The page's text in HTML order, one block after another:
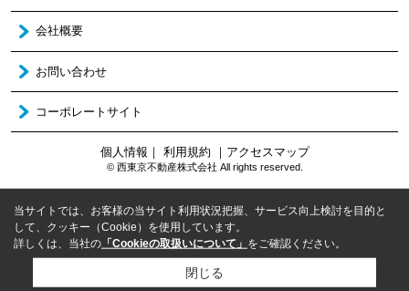
会社概要
お問い合わせ
コーポレートサイト
個人情報 ｜ 利用規約 ｜ アクセスマップ
© 西東京不動産株式会社 All rights reserved.
当サイトでは、お客様の当サイト利用状況把握、サービス向上検討を目的と
して、クッキー（Cookie）を使用しています。
詳しくは、当社の 「Cookieの取扱いについて」 をご確認ください。
閉じる